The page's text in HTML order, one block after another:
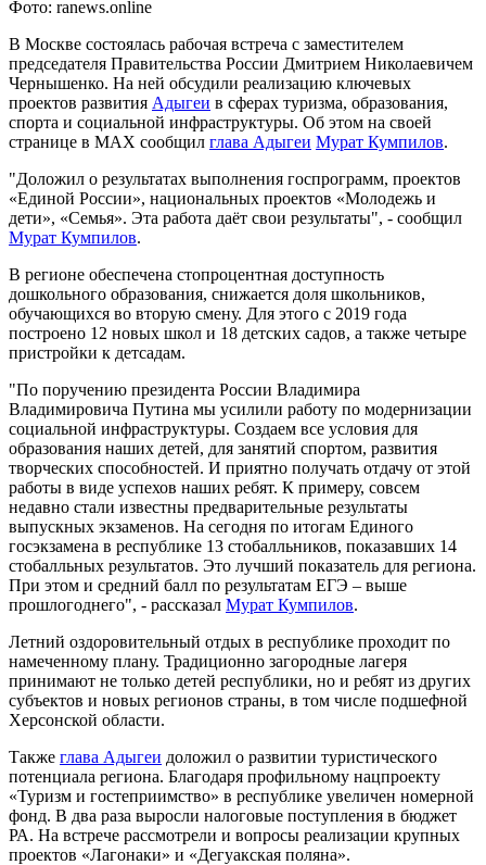
Фото: ranews.online
В Москве состоялась рабочая встреча с заместителем
председателя Правительства России Дмитрием Николаевичем
Чернышенко. На ней обсудили реализацию ключевых
проектов развития Адыгеи в сферах туризма, образования,
спорта и социальной инфраструктуры. Об этом на своей
странице в МАХ сообщил глава Адыгеи Мурат Кумпилов.
"Доложил о результатах выполнения госпрограмм, проектов
«Единой России», национальных проектов «Молодежь и
дети», «Семья». Эта работа даёт свои результаты", - сообщил
Мурат Кумпилов.
В регионе обеспечена стопроцентная доступность
дошкольного образования, снижается доля школьников,
обучающихся во вторую смену. Для этого с 2019 года
построено 12 новых школ и 18 детских садов, а также четыре
пристройки к детсадам.
"По поручению президента России Владимира
Владимировича Путина мы усилили работу по модернизации
социальной инфраструктуры. Создаем все условия для
образования наших детей, для занятий спортом, развития
творческих способностей. И приятно получать отдачу от этой
работы в виде успехов наших ребят. К примеру, совсем
недавно стали известны предварительные результаты
выпускных экзаменов. На сегодня по итогам Единого
госэкзамена в республике 13 стобалльников, показавших 14
стобалльных результатов. Это лучший показатель для региона.
При этом и средний балл по результатам ЕГЭ – выше
прошлогоднего", - рассказал Мурат Кумпилов.
Летний оздоровительный отдых в республике проходит по
намеченному плану. Традиционно загородные лагеря
принимают не только детей республики, но и ребят из других
субъектов и новых регионов страны, в том числе подшефной
Херсонской области.
Также глава Адыгеи доложил о развитии туристического
потенциала региона. Благодаря профильному нацпроекту
«Туризм и гостеприимство» в республике увеличен номерной
фонд. В два раза выросли налоговые поступления в бюджет
РА. На встрече рассмотрели и вопросы реализации крупных
проектов «Лагонаки» и «Дегуакская поляна».